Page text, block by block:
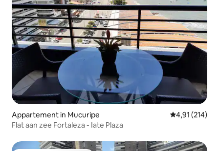
Appartement in Mucuripe Gemiddelde
4,91 (214)
Flat aan zee Fortaleza - Iate Plaza